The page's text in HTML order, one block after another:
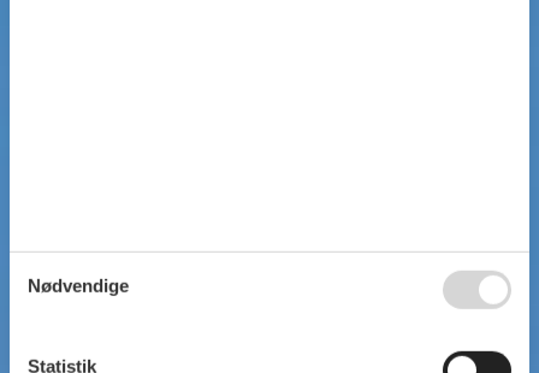
Nødvendige
Statistik